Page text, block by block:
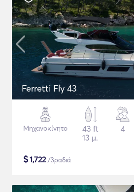
Ferretti Fly 43
Μηχανοκίνητο
43 ft
13 μ.
4
$1,722/βραδιά